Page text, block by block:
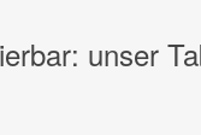
unser